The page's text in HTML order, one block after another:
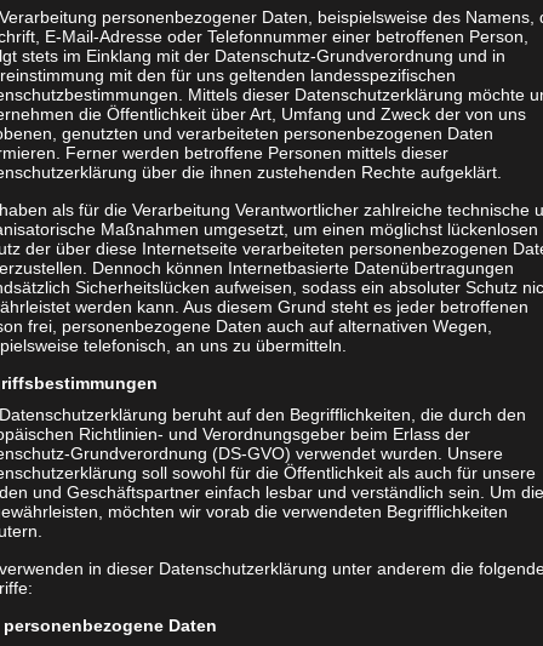
Spielberichte
eingestellt!
reisten wir heute in den Dresdner Ostrapark zu den Damen
Jahre in der Landesklasse unterwegs sind. Es ist eine sehr
auch sehr körperbetont, aber fair spielt. Wir hatten große
und Michelle fallen nach dem letzten Spiel gleich 2 Offensivkräfte
kurzfristig passen. Somit mussten wir vor allem im
In Halbzeit 1 hatten wir das Spiel und den Gegner gut im
sich erst finden, aber insgesamt standen wir gut und konnten
verhindern. Selbst wollten wir mit schnellen Gegenstößen zum
4 Minuten gelang dies. Ellen setzte sich gegen ihre Gegenspielerin
ein. Wir standen weiterhin tief und kontrollierten das Spiel, nur bei
hatten wir einige Male unsere Probleme, diese konsequent zu
wiederum ihre Gegenspielerin abschütteln und wir führten mit 2:0.
Versuch von Ellen am Pfosten. Dann aber gaben wir das Spiel her.
nach einem Zweikampf im Strafraum auf Elfmeter für Lok.
aber den Strafstoß bravorös. Doch bei der darauffolgenden Ecke
Bilde und Lok verkürzte mit dem Pausenpfiff.
die Gastgeberinnen noch energischer und motivierter ans Werk,
Wieder nach einer Ecke. Wir konnten nun wenig entgegensetzen
personenbezogener Daten, beispielsweise des Namens,
E-Mail-Adresse oder Telefonnummer einer betroffenen Person,
stets im Einklang mit der Datenschutz-Grundverordnung und in
mit den für uns geltenden landesspezifischen
Mittels dieser Datenschutzerklärung möchte
die Öffentlichkeit über Art, Umfang und Zweck der von uns
genutzten und verarbeiteten personenbezogenen Daten
Ferner werden betroffene Personen mittels dieser
über die ihnen zustehenden Rechte aufgeklärt.
als für die Verarbeitung Verantwortlicher zahlreiche technische
Maßnahmen umgesetzt, um einen möglichst lückenlosen
der über diese Internetseite verarbeiteten personenbezogenen
Dennoch können Internetbasierte Datenübertragungen
Sicherheitslücken aufweisen, sodass ein absoluter Schutz
werden kann. Aus diesem Grund steht es jeder betroffenen
frei, personenbezogene Daten auch auf alternativen Wegen,
telefonisch, an uns zu übermitteln.
beruht auf den Begrifflichkeiten, die durch den
Richtlinien- und Verordnungsgeber beim Erlass der
Grundverordnung (DS-GVO) verwendet wurden. Unsere
soll sowohl für die Öffentlichkeit als auch für unsere
und Geschäftspartner einfach lesbar und verständlich sein. Um
möchten wir vorab die verwendeten Begrifflichkeiten
in dieser Datenschutzerklärung unter anderem die
Daten